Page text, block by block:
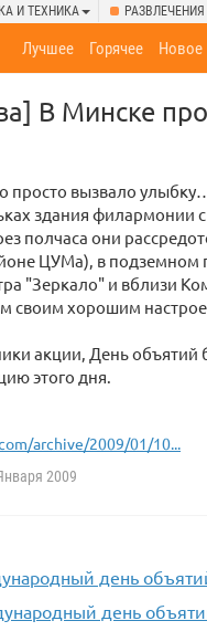
И ТЕХНИКА РАЗВЛЕЧЕНИЯ
Лучшее Горячее Новое
В Минске
просто вызвало
здания филармонии
полчаса они
ЦУМа), в подземном
"Зеркало" и вблизи
своим хорошим
акции, День объятий
этого дня.
archive/2009/01/10...
2009
день
день